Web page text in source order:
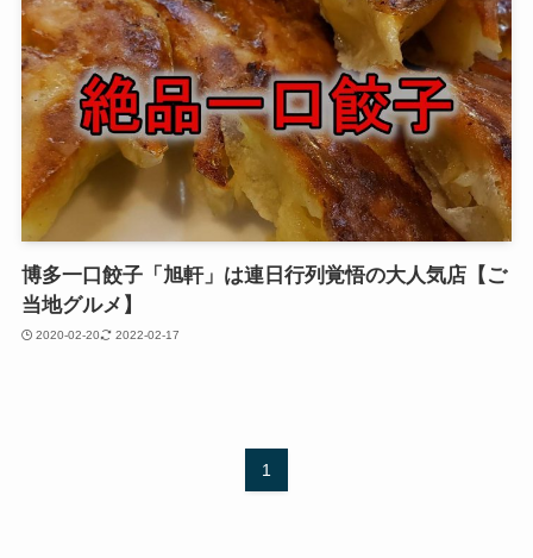
博多一口餃子「旭軒」は連日行列覚悟の大人気店【ご
当地グルメ】
2020-02-20 2022-02-17
1